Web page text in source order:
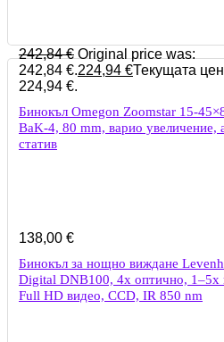
242,84€ Original price was:
242,84 €.224,94 €Текущата
224,94 €.
Бинокъл Omegon Zoomstar 15-
BaK-4, 80 mm, варио увеличение,
статив
138,00 €
Бинокъл за нощно виждане
Digital DNB100, 4x оптично, 1–5x
Full HD видео, CCD, IR 850 nm